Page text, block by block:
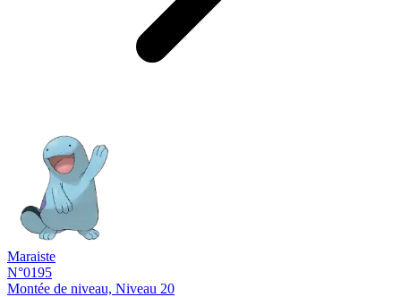
Maraiste
N°0195
Montée de niveau, Niveau 20